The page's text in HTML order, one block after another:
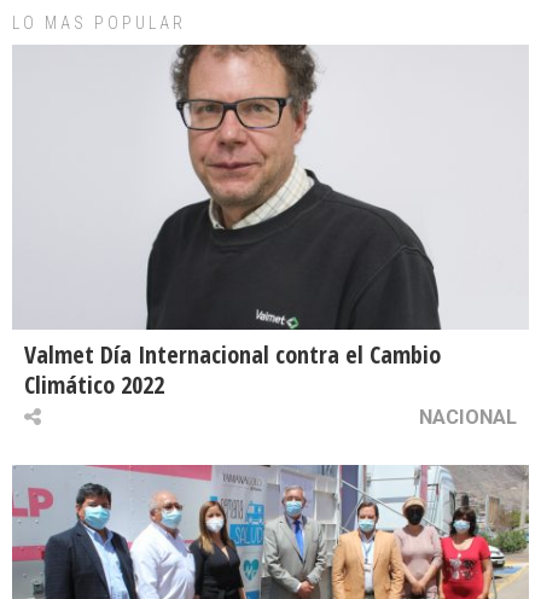
LO MAS POPULAR
Valmet Día Internacional contra el Cambio
Climático 2022
NACIONAL